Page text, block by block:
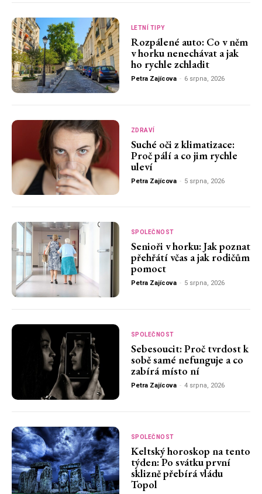
LETNÍ TIPY
Rozpálené auto: Co v něm
v horku nenechávat a jak
ho rychle zchladit
Petra Zajícova - 6 srpna, 2026
ZDRAVÍ
Suché oči z klimatizace:
Proč pálí a co jim rychle
uleví
Petra Zajícova - 5 srpna, 2026
SPOLEČNOST
Senioři v horku: Jak poznat
přehřátí včas a jak rodičům
pomoct
Petra Zajícova - 5 srpna, 2026
SPOLEČNOST
Sebesoucit: Proč tvrdost k
sobě samé nefunguje a co
zabírá místo ní
Petra Zajícova - 4 srpna, 2026
SPOLEČNOST
Keltský horoskop na tento
týden: Po svátku první
sklizně přebírá vládu
Topol